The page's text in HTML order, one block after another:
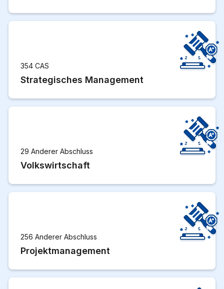
354 CAS
Strategisches Management
29 Anderer Abschluss
Volkswirtschaft
256 Anderer Abschluss
Projektmanagement